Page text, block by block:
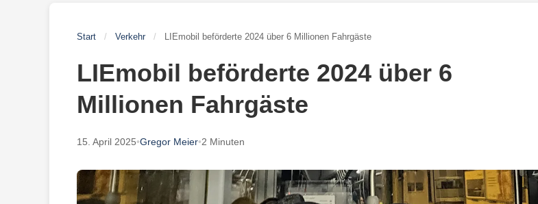
Start / Verkehr / LIEmobil beförderte 2024 über 6 Millionen Fahrgäste
LIEmobil beförderte 2024 über 6
Millionen Fahrgäste
15. April 2025•Gregor Meier•2 Minuten